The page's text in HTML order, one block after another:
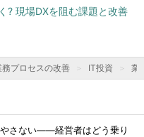
? 現場DXを阻む課題と改善
務プロセスの改善 IT投資 業
さない――経営者はどう乗り